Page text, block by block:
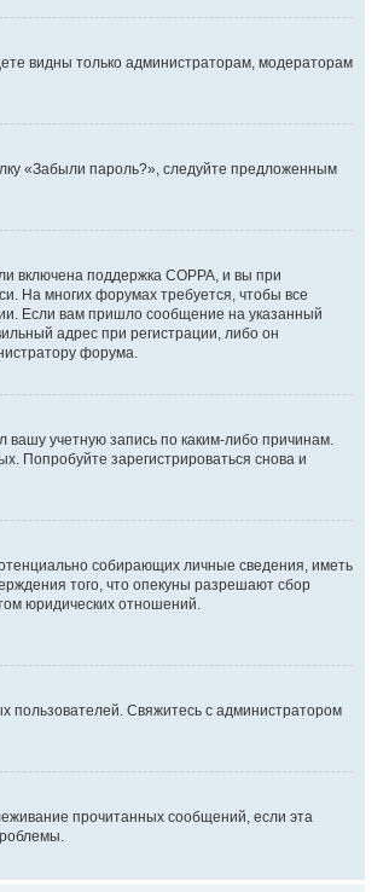
видны только администраторам, модераторам
«Забыли пароль?», следуйте предложенным
включена поддержка COPPA, и вы при
На многих форумах требуется, чтобы все
Если вам пришло сообщение на указанный
адрес при регистрации, либо он
форума.
учетную запись по каким-либо причинам.
Попробуйте зарегистрироваться снова и
собирающих личные сведения, иметь
того, что опекуны разрешают сбор
юридических отношений.
пользователей. Свяжитесь с администратором
прочитанных сообщений, если эта